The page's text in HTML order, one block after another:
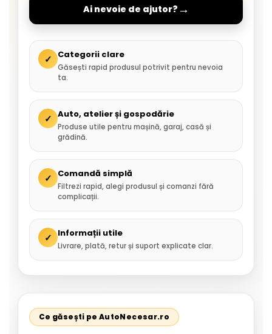
Ai nevoie de ajutor? →
✓ Categorii clare
Găsești rapid produsul potrivit pentru nevoia
ta.
✓ Auto, atelier și gospodărie
Produse utile pentru mașină, garaj, casă și
grădină.
✓ Comandă simplă
Filtrezi rapid, alegi produsul și comanzi fără
complicații.
✓ Informații utile
Livrare, plată, retur și suport explicate clar.
Ce găsești pe AutoNecesar.ro